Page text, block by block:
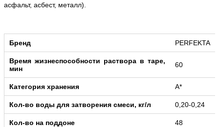
асфальт, асбест, металл).
Бренд PERFEKTA
Время жизнеспособности раствора в таре,
мин
60
Категория хранения А*
Кол-во воды для затворения смеси, кг/л 0,20-0,24
Кол-во на поддоне 48